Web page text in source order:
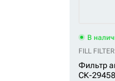
В
FILL
Фильтр
СК-29458